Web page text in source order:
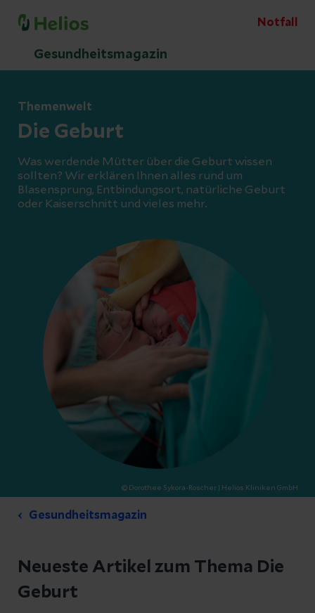
Notfall
Gesundheitsmagazin
Themenwelt
Die Geburt
Was werdende Mütter über die Geburt wissen
sollten? Wir erklären Ihnen alles rund um
Blasensprung, Entbindungsort, natürliche Geburt
oder Kaiserschnitt und vieles mehr.
© Dorothee Sykora-Roscher | Helios Kliniken GmbH
Gesundheitsmagazin
Neueste Artikel zum Thema Die
Geburt